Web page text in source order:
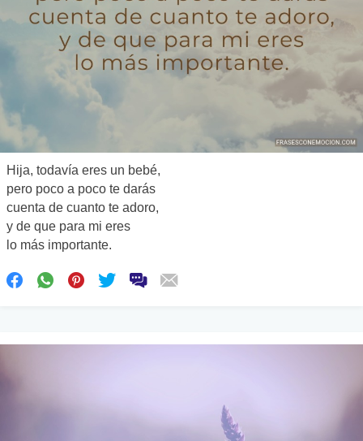
Hija, todavía eres un bebé,
pero poco a poco te darás
cuenta de cuanto te adoro,
y de que para mi eres
lo más importante.